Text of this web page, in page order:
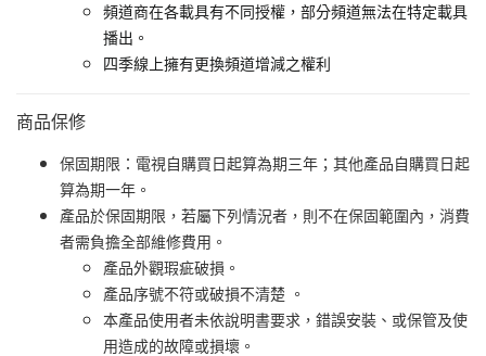
頻道商在各載具有不同授權，部分頻道無法在特定載具
播出。
四季線上擁有更換頻道增減之權利
商品保修
保固期限：電視自購買日起算為期三年；其他產品自購買日起
算為期一年。
產品於保固期限，若屬下列情況者，則不在保固範圍內，消費
者需負擔全部維修費用。
產品外觀瑕疵破損。
產品序號不符或破損不清楚 。
本產品使用者未依說明書要求，錯誤安裝、或保管及使
用造成的故障或損壞。